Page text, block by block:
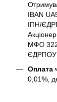
IBAN
ІПН/
МФО
ЄДРПОУ
Оплата
0,01%,